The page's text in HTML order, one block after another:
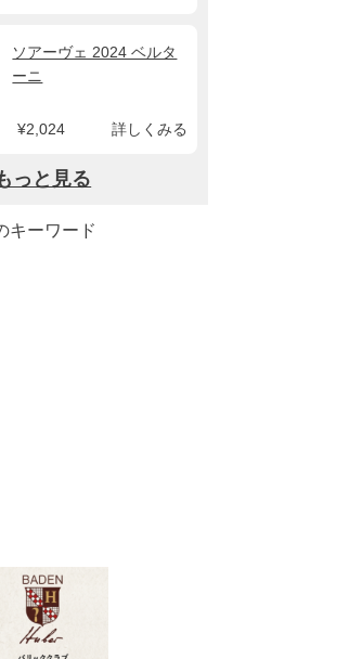
ソアーヴェ 2024 ベルタ
ーニ
¥2,024 詳しくみる
っと見る
キーワード